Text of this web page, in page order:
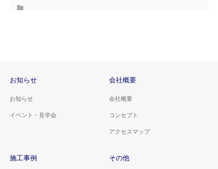
お知らせ
お知らせ
イベント・見学会
会社概要
会社概要
コンセプト
アクセスマップ
施工事例 その他